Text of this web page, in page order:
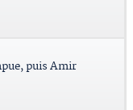
puis Amir